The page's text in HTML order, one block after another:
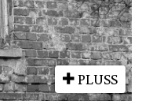
PLUSS